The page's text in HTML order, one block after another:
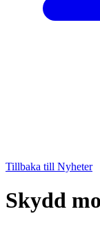
Tillbaka till Nyheter
Skydd